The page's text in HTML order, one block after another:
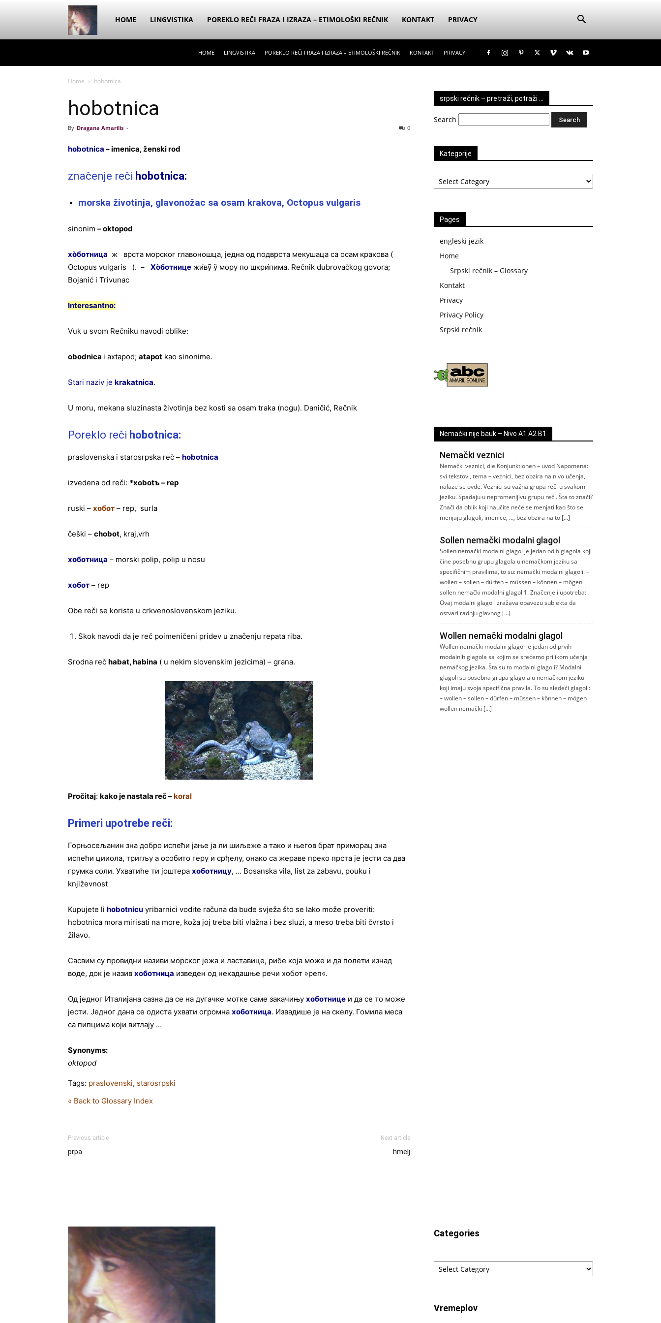
Dragana
HOME LINGVISTIKA POREKLO REČI FRAZA I IZRAZA – ETIMOLOŠKI REČNIK KONTAKT PRIVACY
HOME LINGVISTIKA POREKLO REČI FRAZA I IZRAZA – ETIMOLOŠKI REČNIK KONTAKT PRIVACY
Home hobotnica
hobotnica
By Dragana Amarilis - 0
hobotnica – imenica, ženski rod
značenje reči hobotnica:
morska životinja, glavonožac sa osam krakova, Octopus vulgaris
sinonim – oktopod
хо̀ботница ж врста морског главоношца, једна од подврста мекушаца са осам кракова (
Octopus vulgaris ). – Хо̀ботнице жи́вӯ у̏ мору по шкри́пима. Rečnik dubrovačkog govora;
Bojanić i Trivunac
Interesantno:
Vuk u svom Rečniku navodi oblike:
obodnica i axtapod; atapot kao sinonime.
Stari naziv je krakatnica.
U moru, mekana sluzinasta životinja bez kosti sa osam traka (nogu). Daničić, Rečnik
Poreklo reči hobotnica:
praslovenska i starosrpska reč – hobotnica
izvedena od reči: *xobotъ – rep
ruski – хобот – rep, surla
češki – chobot, kraj,vrh
хоботница – morski polip, polip u nosu
хобот – rep
Obe reči se koriste u crkvenoslovenskom jeziku.
Skok navodi da je reč poimeničeni pridev u značenju repata riba.
Srodna reč habat, habina ( u nekim slovenskim jezicima) – grana.
Pročitaj: kako je nastala reč –koral
Primeri upotrebe reči:
Горњосељанин зна добро испећи јање ја ли шиљеже а тако и његов брат приморац зна
испећи цииола, тригљу а особито геру и срђелу, онако са жераве преко прста је јести са два
грумка соли. Ухватиће ти јоштера хоботницу, … Bosanska vila, list za zabavu, pouku i
književnost
Kupujete li hobotnicu уribarnici vodite računa da bude svježa što se lako može proveriti:
hobotnica mora mirisati na more, koža joj treba biti vlažna i bez sluzi, a meso treba biti čvrsto i
žilavo.
Сасвим су провидни називи морског јежа и ластавице, рибе која може и да полети изнад
воде, док је назив хоботница изведен од некадашње речи хобот »реп«.
Од једног Италијана сазна да се на дугачке мотке саме закачињу хоботнице и да се то може
јести. Једног дана се одиста ухвати огромна хоботница. Извадише је на скелу. Гомила меса
са пипцима који витлају …
Synonyms:
oktopod
Tags: praslovenski, starosrpski
« Back to Glossary Index
Previous article
prpa
Next article
hmelj
srpski rečnik – pretraži, potraži …
Search
Kategorije
Kategorije
Pages
engleski jezik
Home
Srpski rečnik – Glossary
Kontakt
Privacy
Privacy Policy
Srpski rečnik
Nemački nije bauk – Nivo A1 A2 B1
Nemački veznici
Nemački veznici, die Konjunktionen – uvod Napomena:
svi tekstovi, tema – veznici, bez obzira na nivo učenja,
nalaze se ovde. Veznici su važna grupa reči u svakom
jeziku. Spadaju u nepromenljivu grupu reči. Šta to znači?
Znači da oblik koji naučite neće se menjati kao što se
menjaju glagoli, imenice, …, bez obzira na to […]
Sollen nemački modalni glagol
Sollen nemački modalni glagol je jedan od 6 glagola koji
čine posebnu grupu glagola u nemačkom jeziku sa
specifičnim pravilima, to su: nemački modalni glagoli: –
wollen – sollen – dürfen – müssen – können – mögen
sollen nemački modalni glagol 1. Značenje i upotreba:
Ovaj modalni glagol izražava obavezu subjekta da
ostvari radnju glavnog […]
Wollen nemački modalni glagol
Wollen nemački modalni glagol je jedan od prvih
modalnih glagola sa kojim se srećemo prilikom učenja
nemačkog jezika. Šta su to modalni glagoli? Modalni
glagoli su posebna grupa glagola u nemačkom jeziku
koji imaju svoja specifična pravila. To su sledeći glagoli:
– wollen – sollen – dürfen – müssen – können – mögen
wollen nemački […]
Categories
Categories
Vremeplov